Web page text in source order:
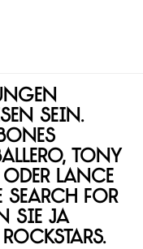
sein.
Tony
oder Lance
Search for
sie ja